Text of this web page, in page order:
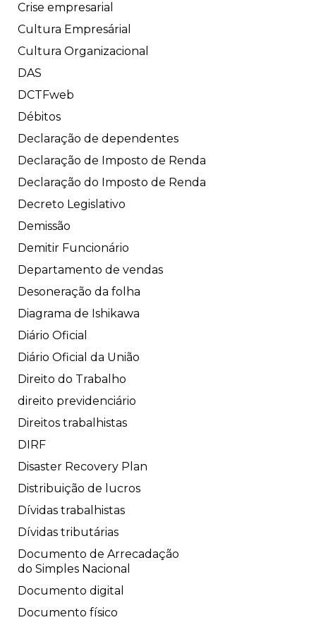
Crise empresarial
Cultura Empresárial
Cultura Organizacional
DAS
DCTFweb
Débitos
Declaração de dependentes
Declaração de Imposto de Renda
Declaração do Imposto de Renda
Decreto Legislativo
Demissão
Demitir Funcionário
Departamento de vendas
Desoneração da folha
Diagrama de Ishikawa
Diário Oficial
Diário Oficial da União
Direito do Trabalho
direito previdenciário
Direitos trabalhistas
DIRF
Disaster Recovery Plan
Distribuição de lucros
Dívidas trabalhistas
Dívidas tributárias
Documento de Arrecadação
do Simples Nacional
Documento digital
Documento físico